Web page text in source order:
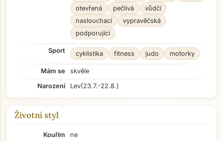
otevřená
pečlivá
vůdčí
naslouchací
vypravěčská
podporující
Sport cyklistika fitness judo motorky
Mám se
skvěle
Narození
Lev(23.7.-22.8.)
Životní styl
Kouřím
ne